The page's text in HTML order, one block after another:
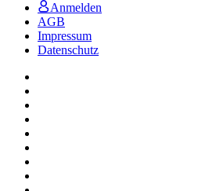
Anmelden
AGB
Impressum
Datenschutz